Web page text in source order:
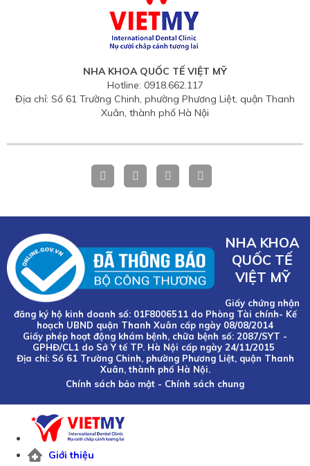
NHA KHOA QUỐC TẾ VIỆT MỸ
Hotline: 0918.662.117
Địa chỉ: Số 61 Trường Chinh, phường Phương Liệt, quận Thanh
Xuân, thành phố Hà Nội
NHA KHOA
QUỐC TẾ
VIỆT MỸ
Giấy chứng nhận
đăng ký hộ kinh doanh số: 01F8006511 do Phòng Tài chính- Kế
hoạch UBND quận Thanh Xuân cấp ngày 08/08/2014
Giấy phép hoạt động khám bệnh, chữa bệnh số: 2087/SYT -
GPHĐ/CL1 do Sở Y tế TP. Hà Nội cấp ngày 24/11/2015
Địa chỉ: Số 61 Trường Chinh, phường Phương Liệt, quận Thanh
Xuân, thành phố Hà Nội.
Chính sách bảo mật - Chính sách chung
Giới thiệu